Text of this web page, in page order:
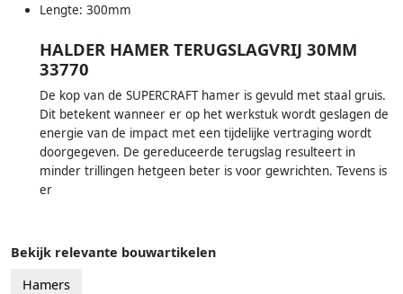
Lengte: 300mm
HALDER HAMER TERUGSLAGVRIJ 30MM
33770
De kop van de SUPERCRAFT hamer is gevuld met staal gruis.
Dit betekent wanneer er op het werkstuk wordt geslagen de
energie van de impact met een tijdelijke vertraging wordt
doorgegeven. De gereduceerde terugslag resulteert in
minder trillingen hetgeen beter is voor gewrichten. Tevens is
er
Bekijk relevante bouwartikelen
Hamers